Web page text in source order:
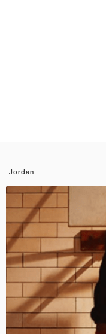
Jordan